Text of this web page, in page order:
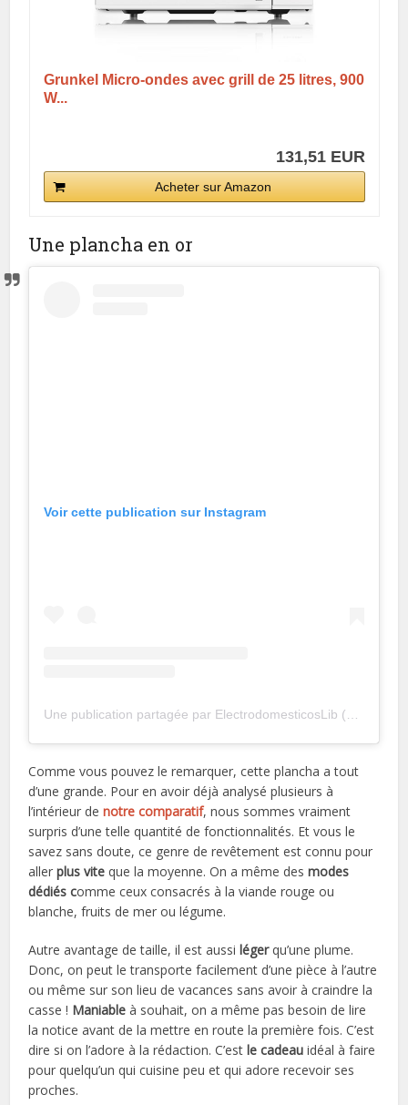
Grunkel Micro-ondes avec grill de 25 litres, 900
W...
131,51 EUR
Acheter sur Amazon
Une plancha en or
Voir cette publication sur Instagram
Comme vous pouvez le remarquer, cette plancha a tout
d’une grande. Pour en avoir déjà analysé plusieurs à
l’intérieur denotre comparatif, nous sommes vraiment
surpris d’une telle quantité de fonctionnalités. Et vous le
savez sans doute, ce genre de revêtement est connu pour
allerplus vite que la moyenne. On a même desmodes
dédiés comme ceux consacrés à la viande rouge ou
blanche, fruits de mer ou légume.
Autre avantage de taille, il est aussilégerqu’une plume.
Donc, on peut le transporte facilement d’une pièce à l’autre
ou même sur son lieu de vacances sans avoir à craindre la
casse ! Maniable à souhait, on a même pas besoin de lire
la notice avant de la mettre en route la première fois. C’est
dire si on l’adore à la rédaction. C’est le cadeau idéal à faire
pour quelqu’un qui cuisine peu et qui adore recevoir ses
proches.